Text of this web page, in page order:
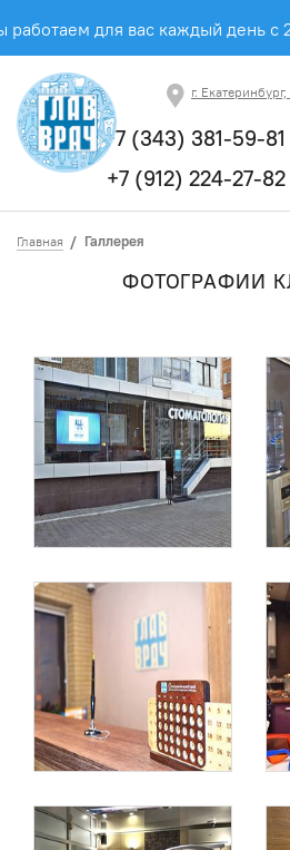
работаем для вас каждый день с
г.
+7 (343) 381-59-81
+7 (912) 224-27-82
Главная Галлерея
ФОТОГРАФИИ